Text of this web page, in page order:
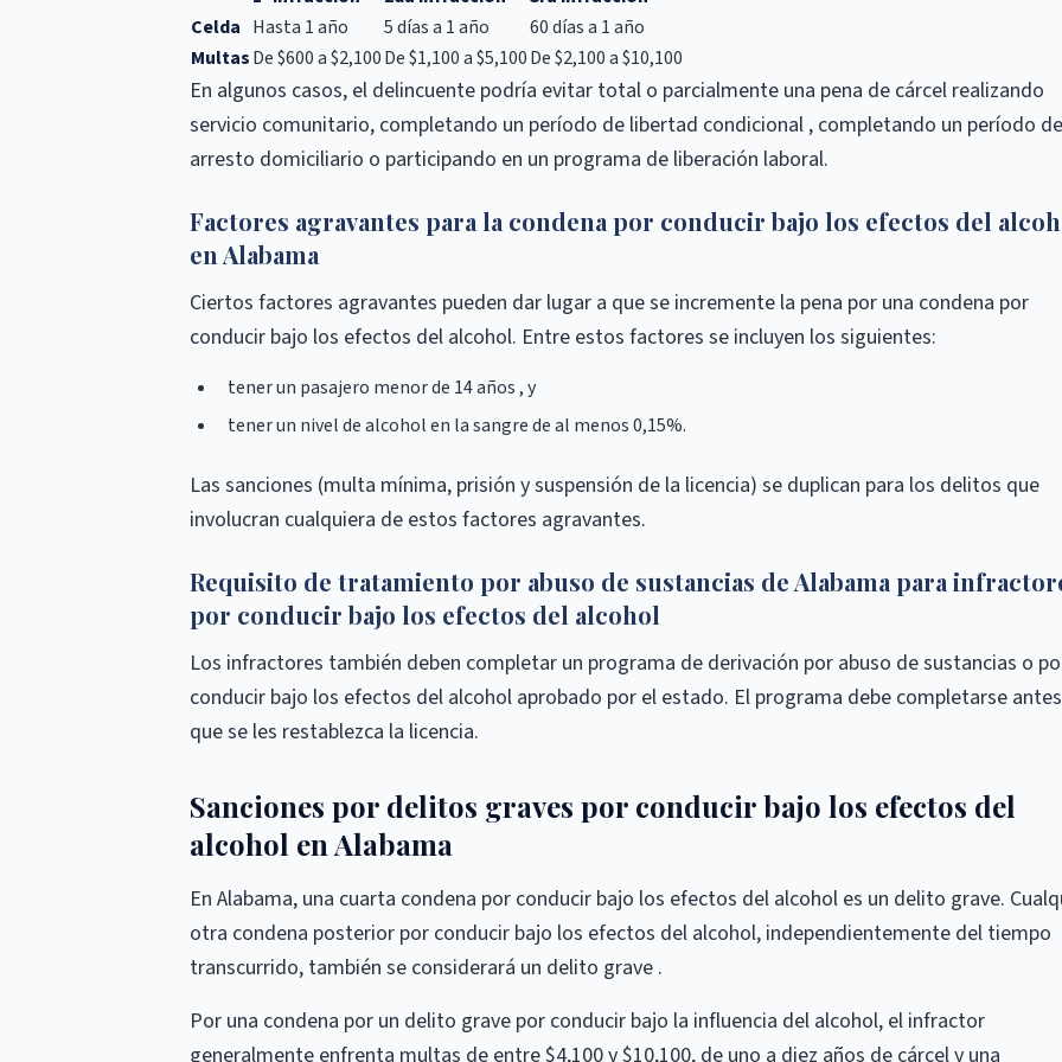
Celda Hasta 1 año 5 días a 1 año
60 días a 1 año
MultasDe $600 a $2,100De $1,100 a $5,100De $2,100 a $10,100
En algunos casos, el delincuente podría evitar total o parcialmente una pena de cárcel realizando
servicio comunitario, completando un período de libertad condicional , completando un período de
arresto domiciliario o participando en un programa de liberación laboral.
Factores agravantes para la condena por conducir bajo los efectos del
en Alabama
Ciertos factores agravantes pueden dar lugar a que se incremente la pena por una condena por
conducir bajo los efectos del alcohol. Entre estos factores se incluyen los siguientes:
tener un pasajero menor de 14 años , y
tener un nivel de alcohol en la sangre de al menos 0,15%.
Las sanciones (multa mínima, prisión y suspensión de la licencia) se duplican para los delitos que
involucran cualquiera de estos factores agravantes.
Requisito de tratamiento por abuso de sustancias de Alabama para
por conducir bajo los efectos del alcohol
Los infractores también deben completar un programa de derivación por abuso de sustancias o
conducir bajo los efectos del alcohol aprobado por el estado. El programa debe completarse
que se les restablezca la licencia.
Sanciones por delitos graves por conducir bajo los efectos del
alcohol en Alabama
En Alabama, una cuarta condena por conducir bajo los efectos del alcohol es un delito grave.
otra condena posterior por conducir bajo los efectos del alcohol, independientemente del tiempo
transcurrido, también se considerará un delito grave .
Por una condena por un delito grave por conducir bajo la influencia del alcohol, el infractor
generalmente enfrenta multas de entre $4,100 y $10,100, de uno a diez años de cárcel y una